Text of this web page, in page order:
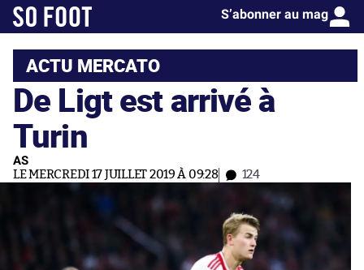
S’abonner au mag
ACTU MERCATO
De Ligt est arrivé à
Turin
AS
LE MERCREDI 17 JUILLET 2019 À 09:28 124